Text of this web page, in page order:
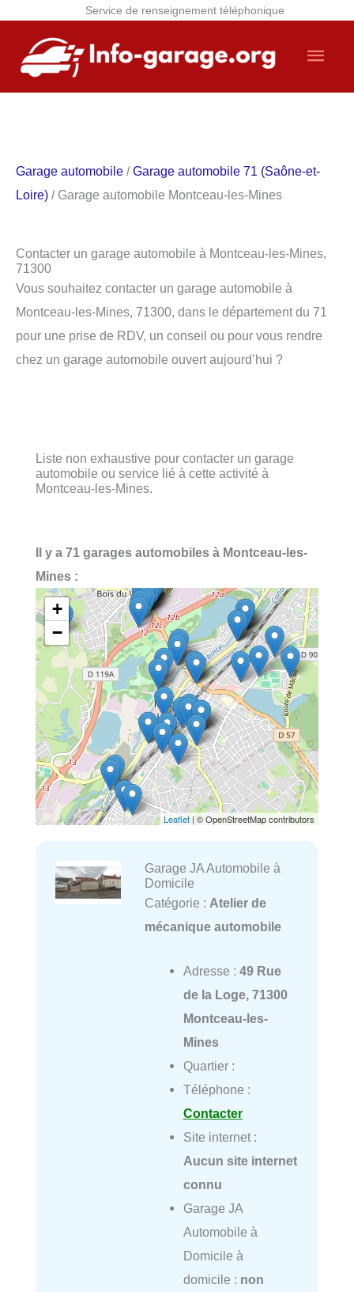
Service de renseignement téléphonique
contenu
Garage automobile /Garage automobile 71 (Saône-et-
Loire) / Garage automobile Montceau-les-Mines
Contacter un garage automobile à Montceau-les-Mines,
71300
Vous souhaitez contacter un garage automobile à
Montceau-les-Mines, 71300, dans le département du 71
pour une prise de RDV, un conseil ou pour vous rendre
chez un garage automobile ouvert aujourd’hui ?
Liste non exhaustive pour contacter un garage
automobile ou service lié à cette activité à
Montceau-les-Mines.
Il y a 71 garages automobiles à Montceau-les-
Mines :
+
−
Leaflet | © OpenStreetMap contributors
Garage JA Automobile à
Domicile
Catégorie : Atelier de
mécanique automobile
Adresse : 49 Rue
de la Loge, 71300
Montceau-les-
Mines
Quartier :
Téléphone :
Contacter
Site internet :
Aucun site internet
connu
Garage JA
Automobile à
Domicile à
domicile : non